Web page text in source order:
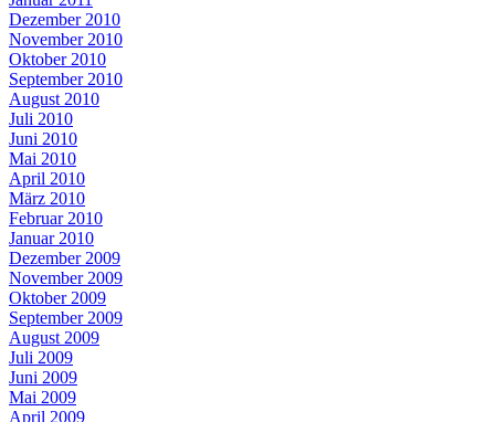
Dezember 2010
November 2010
Oktober 2010
September 2010
August 2010
Juli 2010
Juni 2010
Mai 2010
April 2010
März 2010
Februar 2010
Januar 2010
Dezember 2009
November 2009
Oktober 2009
September 2009
August 2009
Juli 2009
Juni 2009
Mai 2009
April 2009